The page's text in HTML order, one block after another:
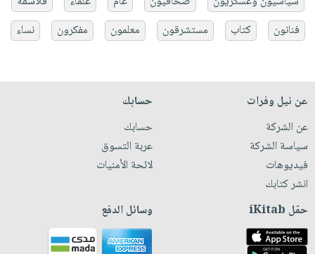
فنانون
كتاب مستشرقون معلمون مفكرون نساء
عن نيل وفرات
عن الشركة
سياسة الشركة
فيديوهات
انشر كتابك
حسابك
حسابك
عربة التسوق
لائحة الأمنيات
حمّل iKitab وسائل الدفع